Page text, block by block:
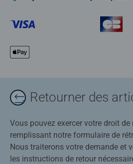
Retourner des
Vous pouvez exercer votre droit
remplissant notre formulaire de
Nous traiterons votre demande et
les instructions de retour